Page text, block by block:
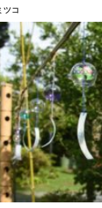
ツコ